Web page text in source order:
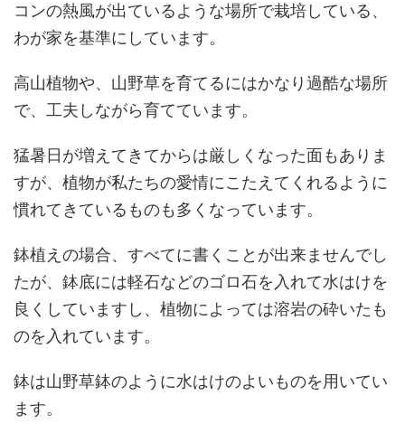
コンの熱風が出ているような場所で栽培している、
わが家を基準にしています。
高山植物や、山野草を育てるにはかなり過酷な場所
で、工夫しながら育てています。
猛暑日が増えてきてからは厳しくなった面もありま
すが、植物が私たちの愛情にこたえてくれるように
慣れてきているものも多くなっています。
鉢植えの場合、すべてに書くことが出来ませんでし
たが、鉢底には軽石などのゴロ石を入れて水はけを
良くしていますし、植物によっては溶岩の砕いたも
のを入れています。
鉢は山野草鉢のように水はけのよいものを用いてい
ます。